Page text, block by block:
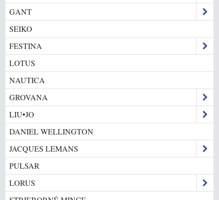
GANT
SEIKO
FESTINA
LOTUS
NAUTICA
GROVANA
LIU•JO
DANIEL WELLINGTON
JACQUES LEMANS
PULSAR
LORUS